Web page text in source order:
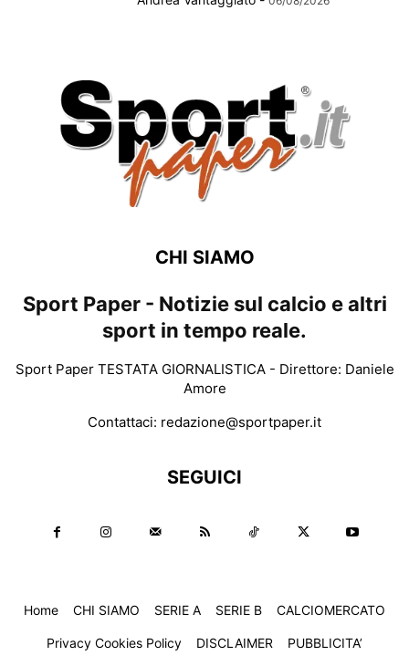
CHI SIAMO
Sport Paper - Notizie sul calcio e altri
sport in tempo reale.
Sport Paper TESTATA GIORNALISTICA - Direttore: Daniele
Amore
Contattaci: redazione@sportpaper.it
SEGUICI
Home CHI SIAMO SERIE A SERIE B CALCIOMERCATO
Privacy Cookies Policy DISCLAIMER PUBBLICITA’